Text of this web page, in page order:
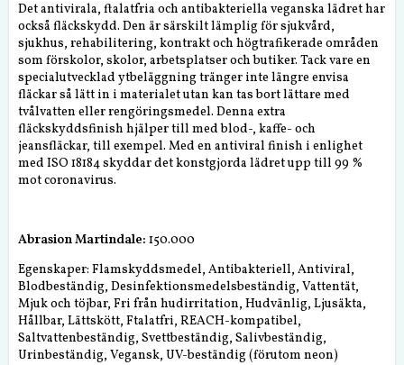
Det antivirala, ftalatfria och antibakteriella veganska lädret har
också fläckskydd. Den är särskilt lämplig för sjukvård,
sjukhus, rehabilitering, kontrakt och högtrafikerade områden
som förskolor, skolor, arbetsplatser och butiker. Tack vare en
specialutvecklad ytbeläggning tränger inte längre envisa
fläckar så lätt in i materialet utan kan tas bort lättare med
tvålvatten eller rengöringsmedel. Denna extra
fläckskyddsfinish hjälper till med blod-, kaffe- och
jeansfläckar, till exempel. Med en antiviral finish i enlighet
med ISO 18184 skyddar det konstgjorda lädret upp till 99 %
mot coronavirus.
Abrasion Martindale: 150.000
Egenskaper: Flamskyddsmedel, Antibakteriell, Antiviral,
Blodbeständig, Desinfektionsmedelsbeständig, Vattentät,
Mjuk och töjbar, Fri från hudirritation, Hudvänlig, Ljusäkta,
Hållbar, Lättskött, Ftalatfri, REACH-kompatibel,
Saltvattenbeständig, Svettbeständig, Salivbeständig,
Urinbeständig, Vegansk, UV-beständig (förutom neon)